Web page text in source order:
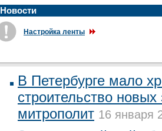
Новости
Настройка ленты
В Петербурге мало
строительство новых
митрополит 16 января